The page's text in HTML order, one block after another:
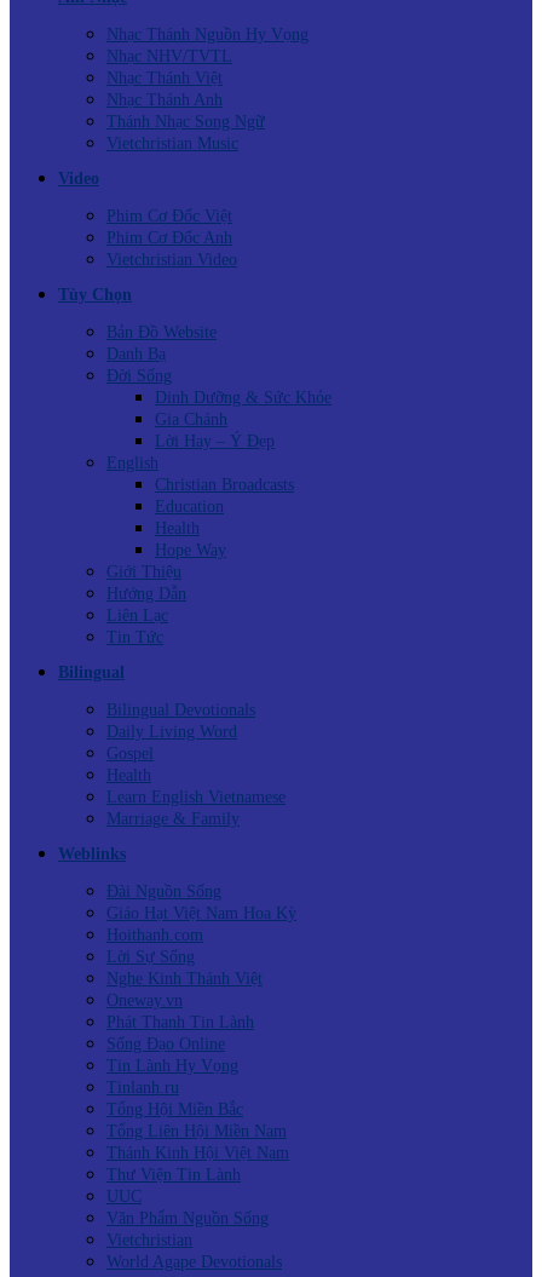
Nhạc Thánh Nguồn Hy Vọng
Nhạc NHV/TVTL
Nhạc Thánh Việt
Nhạc Thánh Anh
Thánh Nhạc Song Ngữ
Vietchristian Music
Video
Phim Cơ Đốc Việt
Phim Cơ Đốc Anh
Vietchristian Video
Tùy Chọn
Bản Đồ Website
Danh Bạ
Đời Sống
Dinh Dưỡng & Sức Khỏe
Gia Chánh
Lời Hay – Ý Đẹp
English
Christian Broadcasts
Education
Health
Hope Way
Giới Thiệu
Hướng Dẫn
Liên Lạc
Tin Tức
Bilingual
Bilingual Devotionals
Daily Living Word
Gospel
Health
Learn English Vietnamese
Marriage & Family
Weblinks
Đài Nguồn Sống
Giáo Hạt Việt Nam Hoa Kỳ
Hoithanh.com
Lời Sự Sống
Nghe Kinh Thánh Việt
Oneway.vn
Phát Thanh Tin Lành
Sống Đạo Online
Tin Lành Hy Vọng
Tinlanh.ru
Tổng Hội Miền Bắc
Tổng Liên Hội Miền Nam
Thánh Kinh Hội Việt Nam
Thư Viện Tin Lành
UUC
Văn Phẩm Nguồn Sống
Vietchristian
World Agape Devotionals